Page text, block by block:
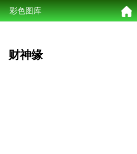
彩色图库
财神缘